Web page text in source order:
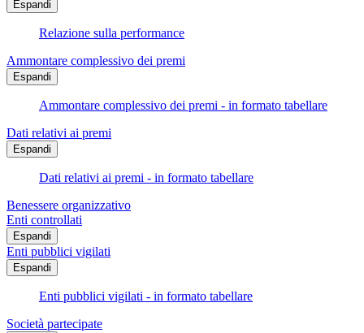
Espandi
Relazione sulla performance
Ammontare complessivo dei premi
Espandi
Ammontare complessivo dei premi - in formato tabellare
Dati relativi ai premi
Espandi
Dati relativi ai premi - in formato tabellare
Benessere organizzativo
Enti controllati
Espandi
Enti pubblici vigilati
Espandi
Enti pubblici vigilati - in formato tabellare
Società partecipate